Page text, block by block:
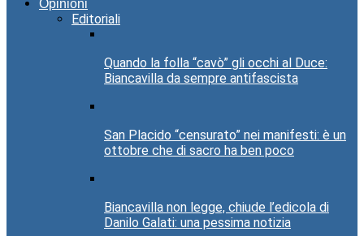
Opinioni
Editoriali
Quando la folla “cavò” gli occhi al Duce:
Biancavilla da sempre antifascista
San Placido “censurato” nei manifesti: è un
ottobre che di sacro ha ben poco
Biancavilla non legge, chiude l’edicola di
Danilo Galati: una pessima notizia